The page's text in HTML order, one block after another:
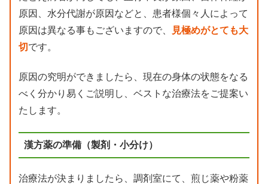
原因、水分代謝が原因などと、患者様個々人によって
原因は異なる事もございますので、
見極めがとても大
切です。
原因の究明ができましたら、現在の身体の状態をなる
べく分かり易くご説明し、ベストな治療法をご提案い
たします。
漢方薬の準備（製剤・小分け）
治療法が決まりましたら、調剤室にて、煎じ薬や粉薬